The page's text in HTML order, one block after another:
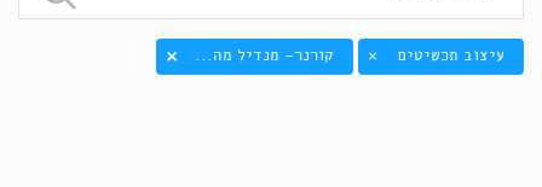
עיצוב תכשיטים × קורנר- מנדיל מה...